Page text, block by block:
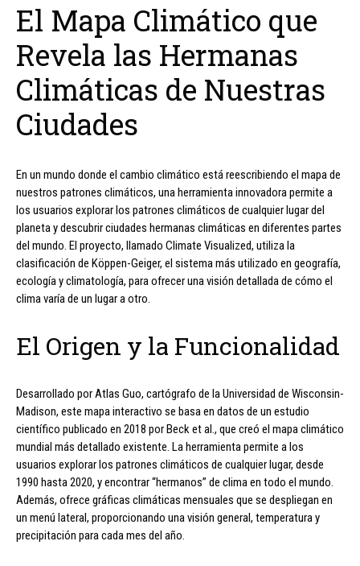
El Mapa Climático que
Revela las Hermanas
Climáticas de Nuestras
Ciudades
En un mundo donde el cambio climático está reescribiendo el mapa de
nuestros patrones climáticos, una herramienta innovadora permite a
los usuarios explorar los patrones climáticos de cualquier lugar del
planeta y descubrir ciudades hermanas climáticas en diferentes partes
del mundo. El proyecto, llamado Climate Visualized, utiliza la
clasificación de Köppen-Geiger, el sistema más utilizado en geografía,
ecología y climatología, para ofrecer una visión detallada de cómo el
clima varía de un lugar a otro.
El Origen y la Funcionalidad
Desarrollado por Atlas Guo, cartógrafo de la Universidad de Wisconsin-
Madison, este mapa interactivo se basa en datos de un estudio
científico publicado en 2018 por Beck et al., que creó el mapa climático
mundial más detallado existente. La herramienta permite a los
usuarios explorar los patrones climáticos de cualquier lugar, desde
1990 hasta 2020, y encontrar “hermanos” de clima en todo el mundo.
Además, ofrece gráficas climáticas mensuales que se despliegan en
un menú lateral, proporcionando una visión general, temperatura y
precipitación para cada mes del año.